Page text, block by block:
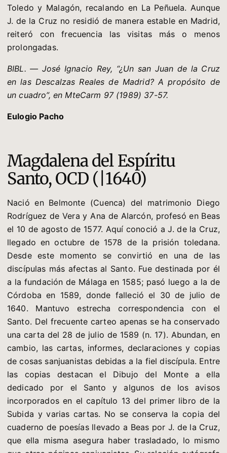
Toledo y Malagón, recalando en La Peñuela. Aunque
J. de la Cruz no residió de manera estable en Madrid,
reiteró con frecuencia las visitas más o menos
prolongadas.
BIBL. — José Ignacio Rey, “¿Un san Juan de la Cruz
en las Descalzas Reales de Madrid? A propósito de
un cuadro”, en MteCarm 97 (1989) 37-57.
Eulogio Pacho
Magdalena del Espíritu
Santo, OCD (|1640)
Nació en Belmonte (Cuenca) del matrimonio Diego
Rodríguez de Vera y Ana de Alarcón, profesó en Beas
el 10 de agosto de 1577. Aquí conoció a J. de la Cruz,
llegado en octubre de 1578 de la prisión toledana.
Desde este momento se convirtió en una de las
discípulas más afectas al Santo. Fue destinada por él
a la fundación de Málaga en 1585; pasó luego a la de
Córdoba en 1589, donde falleció el 30 de julio de
1640. Mantuvo estrecha correspondencia con el
Santo. Del frecuente carteo apenas se ha conservado
una carta del 28 de julio de 1589 (n. 17). Abundan, en
cambio, las cartas, informes, declaraciones y copias
de cosas sanjuanistas debidas a la fiel discípula. Entre
las copias destacan el Dibujo del Monte a ella
dedicado por el Santo y algunos de los avisos
incorporados en el capítulo 13 del primer libro de la
Subida y varias cartas. No se conserva la copia del
cuaderno de poesías llevado a Beas por J. de la Cruz,
que ella misma asegura haber trasladado, lo mismo